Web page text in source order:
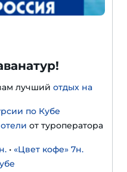
лучший отдых на
по Кубе
от туроператора
• «Цвет кофе» 7н.